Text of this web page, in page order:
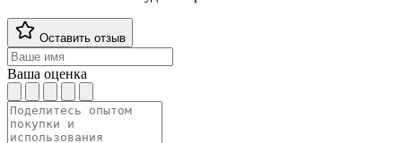
Оставить отзыв
Ваша оценка